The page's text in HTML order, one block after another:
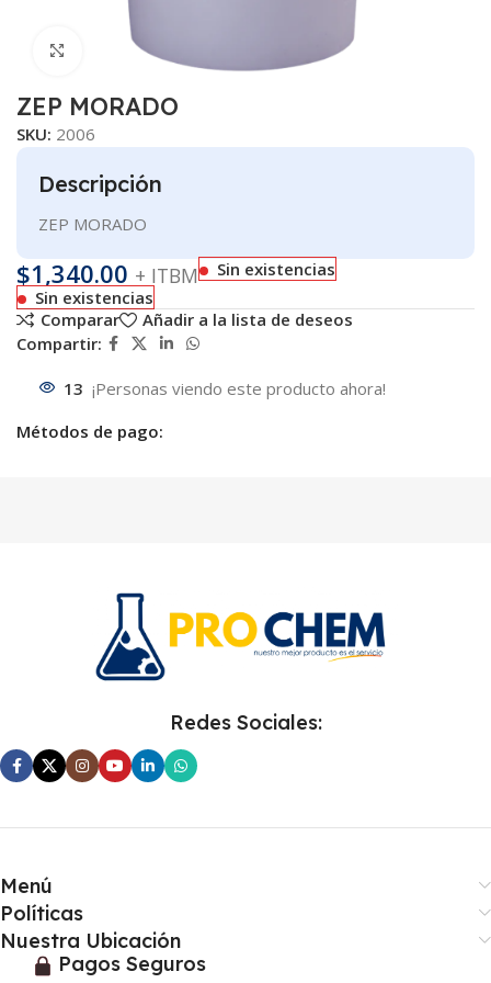
Clic para ampliar
ZEP MORADO
SKU: 2006
Descripción
ZEP MORADO
$1,340.00 + ITBM
Sin existencias
Sin existencias
Comparar
Añadir a la lista de deseos
Compartir:
13 ¡Personas viendo este producto ahora!
Métodos de pago:
Redes Sociales:
Menú
Políticas
Nuestra Ubicación
Pagos Seguros